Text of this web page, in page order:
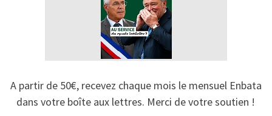
A partir de 50€, recevez chaque mois le mensuel Enbata
dans votre boîte aux lettres. Merci de votre soutien !